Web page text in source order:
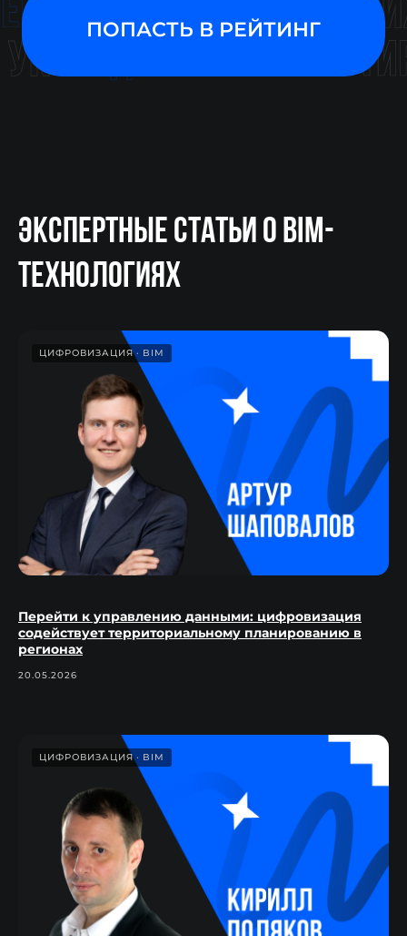
ЭКСПЕРТНЫЕ СТАТЬИ О BIM-
ТЕХНОЛОГИЯХ
ЦИФРОВИЗАЦИЯ BIM
Перейти к управлению данными: цифровизация
содействует территориальному планированию в
регионах
20.05.2026
ЦИФРОВИЗАЦИЯ BIM